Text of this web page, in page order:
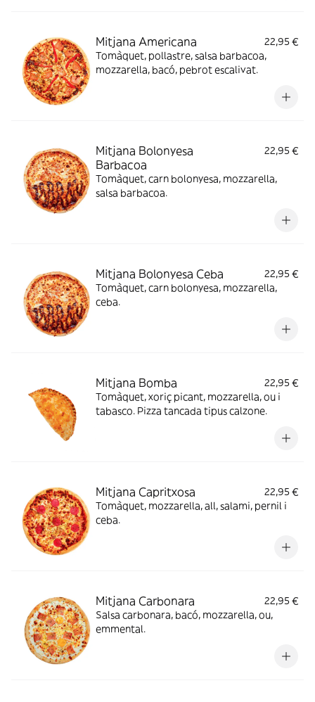
Mitjana Americana
22,95 €
Tomàquet, pollastre, salsa barbacoa,
mozzarella, bacó, pebrot escalivat.
Mitjana Bolonyesa
Barbacoa
22,95 €
Tomàquet, carn bolonyesa, mozzarella,
salsa barbacoa.
Mitjana Bolonyesa Ceba
22,95 €
Tomàquet, carn bolonyesa, mozzarella,
ceba.
Mitjana Bomba
22,95 €
Tomàquet, xoriç picant, mozzarella, ou i
tabasco. Pizza tancada tipus calzone.
Mitjana Capritxosa
22,95 €
Tomàquet, mozzarella, all, salami, pernil i
ceba.
Mitjana Carbonara
22,95 €
Salsa carbonara, bacó, mozzarella, ou,
emmental.